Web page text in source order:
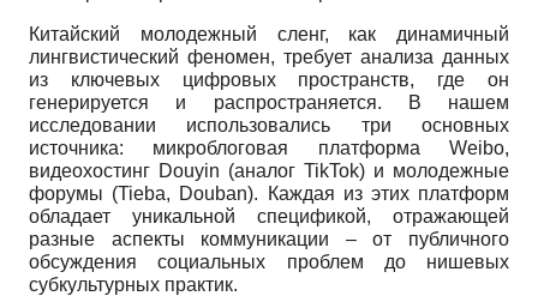
Китайский молодежный сленг, как динамичный
лингвистический феномен, требует анализа данных
из ключевых цифровых пространств, где он
генерируется и распространяется. В нашем
исследовании использовались три основных
источника: микроблоговая платформа Weibo,
видеохостинг Douyin (аналог TikTok) и молодежные
форумы (Tieba, Douban). Каждая из этих платформ
обладает уникальной спецификой, отражающей
разные аспекты коммуникации – от публичного
обсуждения социальных проблем до нишевых
субкультурных практик.